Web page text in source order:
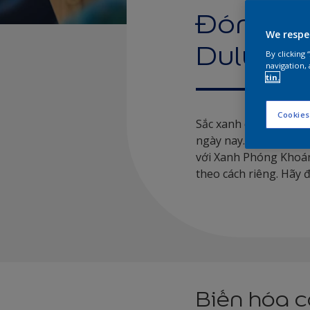
Đón
Dulux
Sắc xanh dịu êm,
ngày nay. Đó là lý do
với Xanh Phóng
theo cách riêng. Hãy
Biến hóa
We
By clicking
navigation,
tin.